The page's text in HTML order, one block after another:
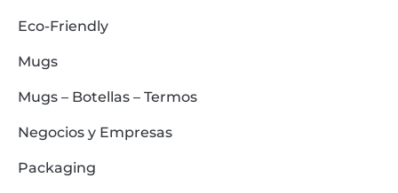
Eco-Friendly
Mugs
Mugs – Botellas – Termos
Negocios y Empresas
Packaging